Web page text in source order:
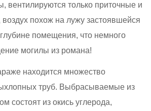
вентилируются только приточные и
похож на лужу застоявшейся
помещения, что немного
могилы из романа!
находится множество
труб. Выбрасываемые из
состоят из окись углерода,